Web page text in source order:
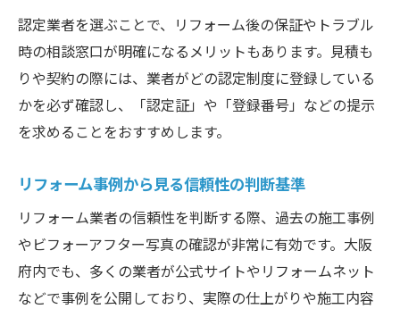
認定業者を選ぶことで、リフォーム後の保証やトラブル
時の相談窓口が明確になるメリットもあります。見積も
りや契約の際には、業者がどの認定制度に登録している
かを必ず確認し、「認定証」や「登録番号」などの提示
を求めることをおすすめします。
リフォーム事例から見る信頼性の判断基準
リフォーム業者の信頼性を判断する際、過去の施工事例
やビフォーアフター写真の確認が非常に有効です。大阪
府内でも、多くの業者が公式サイトやリフォームネット
などで事例を公開しており、実際の仕上がりや施工内容